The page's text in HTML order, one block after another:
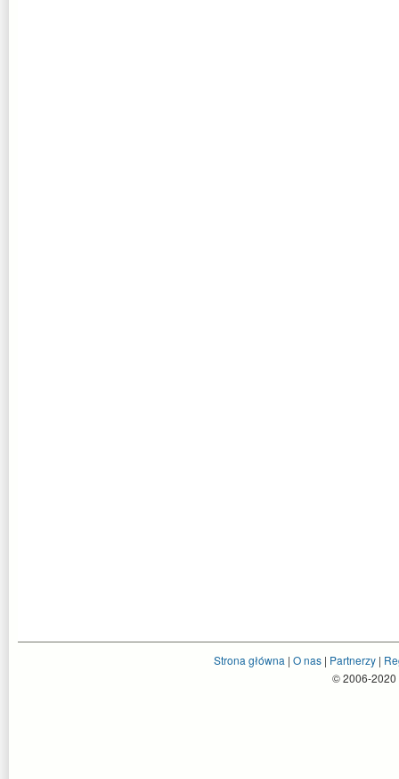
Strona główna | O nas| Partnerzy|
© 2006-2020